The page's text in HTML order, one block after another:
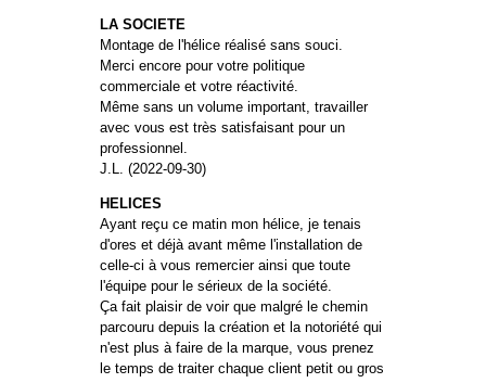
LA SOCIETE
Montage de l'hélice réalisé sans souci.
Merci encore pour votre politique
commerciale et votre réactivité.
Même sans un volume important, travailler
avec vous est très satisfaisant pour un
professionnel.
J.L. (2022-09-30)
HELICES
Ayant reçu ce matin mon hélice, je tenais
d'ores et déjà avant même l'installation de
celle-ci à vous remercier ainsi que toute
l'équipe pour le sérieux de la société.
Ça fait plaisir de voir que malgré le chemin
parcouru depuis la création et la notoriété qui
n'est plus à faire de la marque, vous prenez
le temps de traiter chaque client petit ou gros